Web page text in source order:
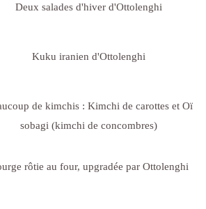
Deux salades d'hiver d'Ottolenghi
Kuku iranien d'Ottolenghi
de kimchis : Kimchi de carottes et Oï
sobagi (kimchi de concombres)
rôtie au four, upgradée par Ottolenghi